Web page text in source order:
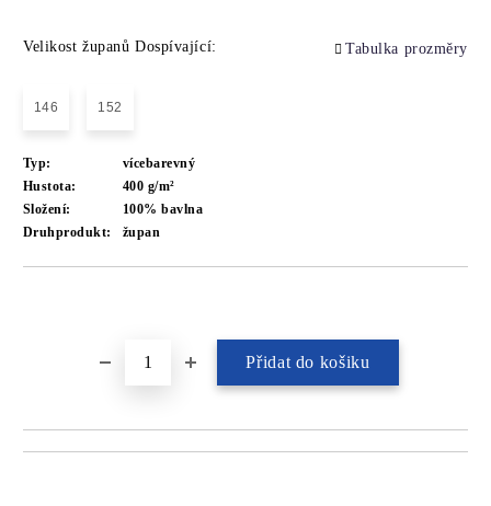
Velikost županů Dospívající: Tabulka prozměry
146 152
Typ:
vícebarevný
Hustota:
400 g/m²
Složení:
100% bavlna
Druhprodukt:
župan